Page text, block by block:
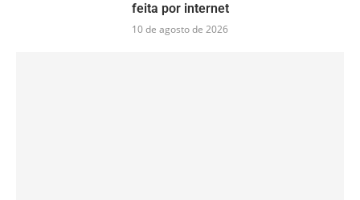
feita por internet
10 de agosto de 2026